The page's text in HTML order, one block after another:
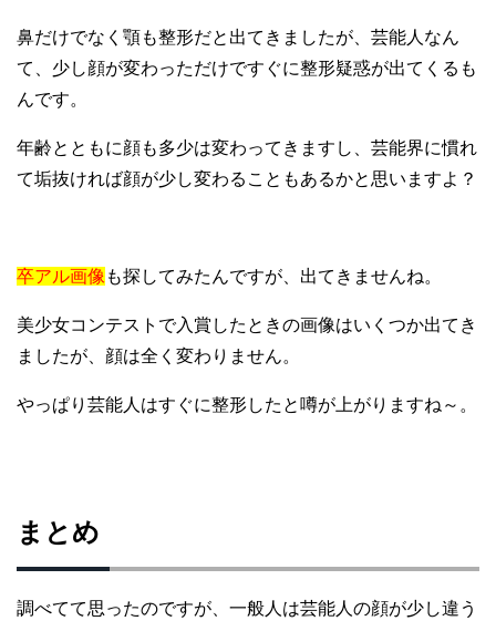
鼻だけでなく顎も整形だと出てきましたが、芸能人なん
て、少し顔が変わっただけですぐに整形疑惑が出てくるも
んです。
年齢とともに顔も多少は変わってきますし、芸能界に慣れ
て垢抜ければ顔が少し変わることもあるかと思いますよ？
卒アル画像 も探してみたんですが、出てきませんね。
美少女コンテストで入賞したときの画像はいくつか出てき
ましたが、顔は全く変わりません。
やっぱり芸能人はすぐに整形したと噂が上がりますね～。
まとめ
調べてて思ったのですが、一般人は芸能人の顔が少し違う